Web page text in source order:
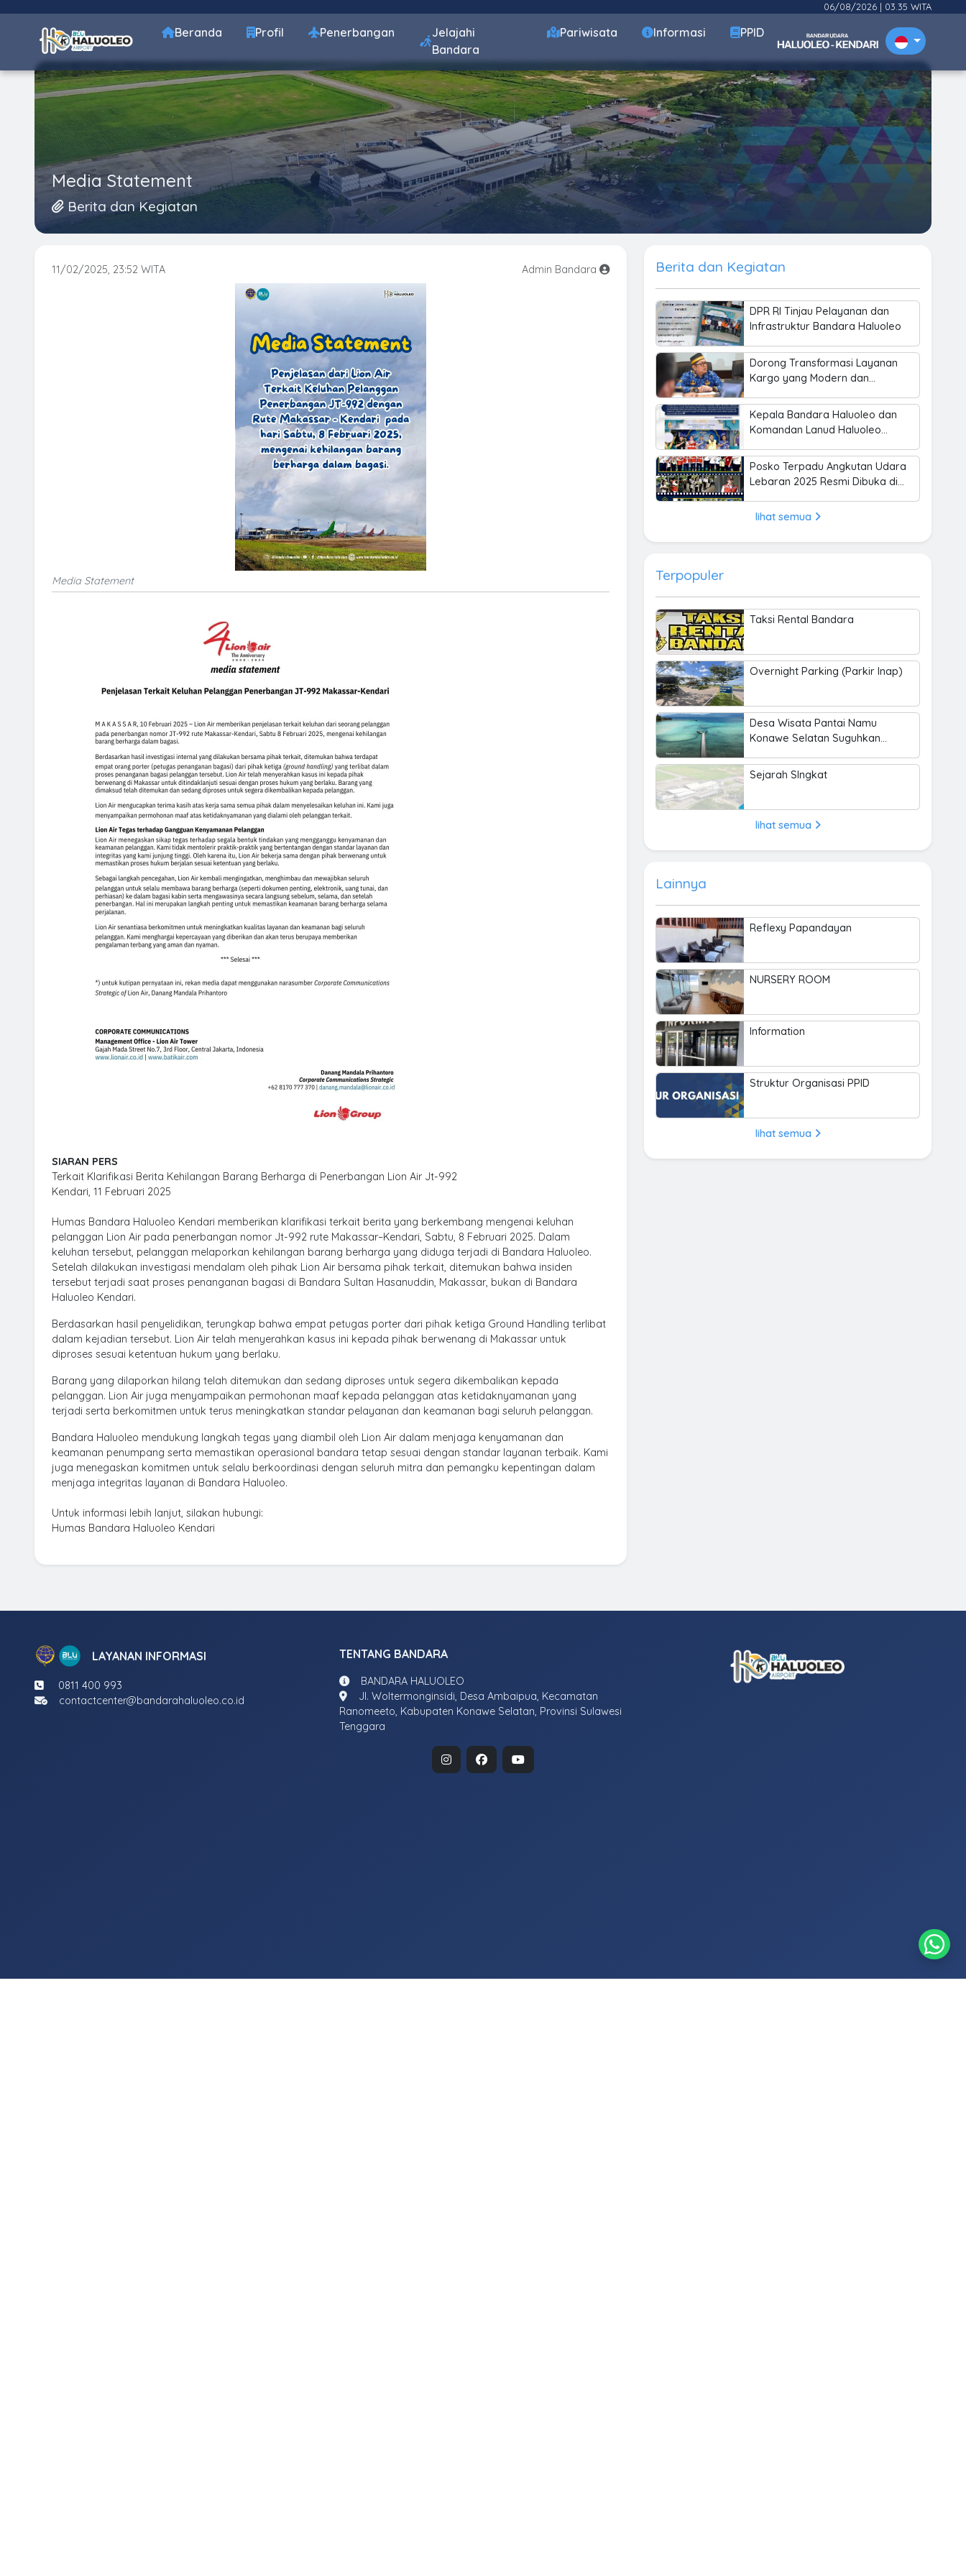
06/08/2026 | 03.35 WITA
Beranda Profil Penerbangan
Jelajahi
Bandara
Pariwisata Informasi PPID
Media Statement
Berita dan Kegiatan
11/02/2025, 23:52 WITA Admin Bandara
Media Statement
SIARAN PERS
Terkait Klarifikasi Berita Kehilangan Barang Berharga di Penerbangan Lion Air Jt-992
Kendari, 11 Februari 2025
Humas Bandara Haluoleo Kendari memberikan klarifikasi terkait berita yang berkembang mengenai keluhan
pelanggan Lion Air pada penerbangan nomor Jt-992 rute Makassar–Kendari, Sabtu, 8 Februari 2025. Dalam
keluhan tersebut, pelanggan melaporkan kehilangan barang berharga yang diduga terjadi di Bandara Haluoleo.
Setelah dilakukan investigasi mendalam oleh pihak Lion Air bersama pihak terkait, ditemukan bahwa insiden
tersebut terjadi saat proses penanganan bagasi di Bandara Sultan Hasanuddin, Makassar, bukan di Bandara
Haluoleo Kendari.
Berdasarkan hasil penyelidikan, terungkap bahwa empat petugas porter dari pihak ketiga Ground Handling terlibat
dalam kejadian tersebut. Lion Air telah menyerahkan kasus ini kepada pihak berwenang di Makassar untuk
diproses sesuai ketentuan hukum yang berlaku.
Barang yang dilaporkan hilang telah ditemukan dan sedang diproses untuk segera dikembalikan kepada
pelanggan. Lion Air juga menyampaikan permohonan maaf kepada pelanggan atas ketidaknyamanan yang
terjadi serta berkomitmen untuk terus meningkatkan standar pelayanan dan keamanan bagi seluruh pelanggan.
Bandara Haluoleo mendukung langkah tegas yang diambil oleh Lion Air dalam menjaga kenyamanan dan
keamanan penumpang serta memastikan operasional bandara tetap sesuai dengan standar layanan terbaik. Kami
juga menegaskan komitmen untuk selalu berkoordinasi dengan seluruh mitra dan pemangku kepentingan dalam
menjaga integritas layanan di Bandara Haluoleo.
Untuk informasi lebih lanjut, silakan hubungi:
Humas Bandara Haluoleo Kendari
Berita dan Kegiatan
DPR RI Tinjau Pelayanan dan
Infrastruktur Bandara Haluoleo
Dorong Transformasi Layanan
Kargo yang Modern dan
Kepala Bandara Haluoleo dan
Komandan Lanud Haluoleo
Posko Terpadu Angkutan Udara
Lebaran 2025 Resmi Dibuka di
lihat semua
Terpopuler
Taksi Rental Bandara
Overnight Parking (Parkir Inap)
Desa Wisata Pantai Namu
Konawe Selatan Suguhkan
Kearifan Lokal
Sejarah SIngkat
lihat semua
Lainnya
Reflexy Papandayan
NURSERY ROOM
Information
Struktur Organisasi PPID
lihat semua
LAYANAN INFORMASI
0811 400 993
contactcenter@bandarahaluoleo.co.id
TENTANG BANDARA
BANDARA HALUOLEO
Jl. Woltermonginsidi, Desa Ambaipua, Kecamatan
Ranomeeto, Kabupaten Konawe Selatan, Provinsi Sulawesi
Tenggara